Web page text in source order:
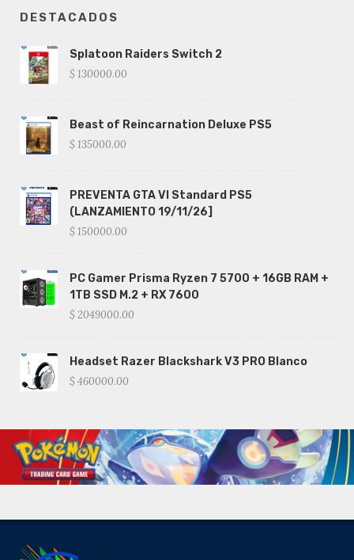
DESTACADOS
Splatoon Raiders Switch 2
$ 130000.00
Beast of Reincarnation Deluxe PS5
$ 135000.00
PREVENTA GTA VI Standard PS5
(LANZAMIENTO 19/11/26]
$ 150000.00
PC Gamer Prisma Ryzen 7 5700 + 16GB RAM +
1TB SSD M.2 + RX 7600
$ 2049000.00
Headset Razer Blackshark V3 PRO Blanco
$ 460000.00